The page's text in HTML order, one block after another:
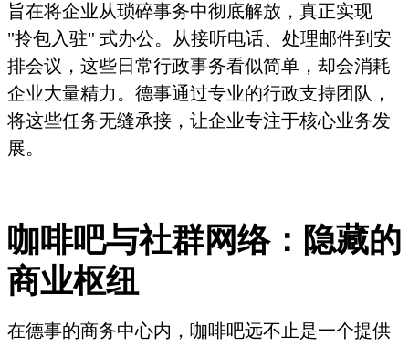
旨在将企业从琐碎事务中彻底解放，真正实现
"拎包入驻" 式办公。从接听电话、处理邮件到安
排会议，这些日常行政事务看似简单，却会消耗
企业大量精力。德事通过专业的行政支持团队，
将这些任务无缝承接，让企业专注于核心业务发
展。
咖啡吧与社群网络：隐藏的
商业枢纽
在德事的商务中心内，咖啡吧远不止是一个提供